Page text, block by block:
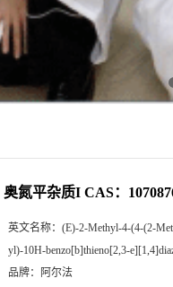
奥氮平杂质I CAS：
英文名称： (E)-2-Methyl-4-(4-(2-
yl)-10H-benzo[b]thieno[2,3-
品牌： 阿尔法